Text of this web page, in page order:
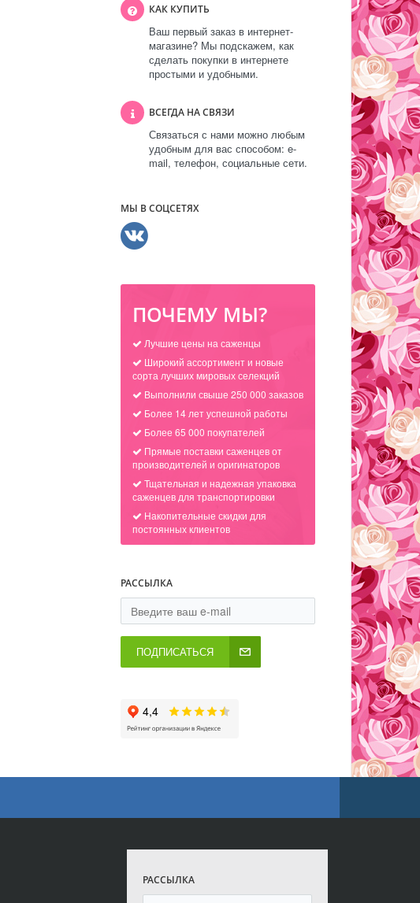
КАК КУПИТЬ
Ваш первый заказ в интернет-
магазине? Мы подскажем, как
сделать покупки в интернете
простыми и удобными.
ВСЕГДА НА СВЯЗИ
Связаться с нами можно любым
удобным для вас способом: e-
mail, телефон, социальные сети.
МЫ В СОЦСЕТЯХ
ПОЧЕМУ МЫ?
Лучшие цены на саженцы
Широкий ассортимент и новые
сорта лучших мировых селекций
Выполнили свыше 250 000 заказов
Более 14 лет успешной работы
Более 65 000 покупателей
Прямые поставки саженцев от
производителей и оригинаторов
Тщательная и надежная упаковка
саженцев для транспортировки
Накопительные скидки для
постоянных клиентов
РАССЫЛКА
ПОДПИСАТЬСЯ
РАССЫЛКА